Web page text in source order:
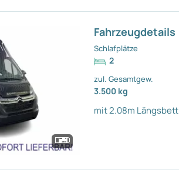
Fahrzeugdetails
Schlafplätze
2
zul. Gesamtgew.
3.500 kg
mit 2.08m Längsbett